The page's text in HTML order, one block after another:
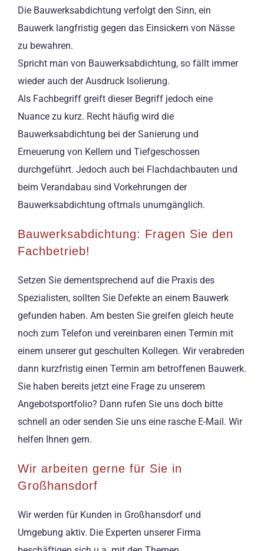
Die Bauwerksabdichtung verfolgt den Sinn, ein
Bauwerk langfristig gegen das Einsickern von Nässe
zu bewahren.
Spricht man von Bauwerksabdichtung, so fällt immer
wieder auch der Ausdruck Isolierung.
Als Fachbegriff greift dieser Begriff jedoch eine
Nuance zu kurz. Recht häufig wird die
Bauwerksabdichtung bei der Sanierung und
Erneuerung von Kellern und Tiefgeschossen
durchgeführt. Jedoch auch bei Flachdachbauten und
beim Verandabau sind Vorkehrungen der
Bauwerksabdichtung oftmals unumgänglich.
Bauwerksabdichtung: Fragen Sie den
Fachbetrieb!
Setzen Sie dementsprechend auf die Praxis des
Spezialisten, sollten Sie Defekte an einem Bauwerk
gefunden haben. Am besten Sie greifen gleich heute
noch zum Telefon und vereinbaren einen Termin mit
einem unserer gut geschulten Kollegen. Wir verabreden
dann kurzfristig einen Termin am betroffenen Bauwerk.
Sie haben bereits jetzt eine Frage zu unserem
Angebotsportfolio? Dann rufen Sie uns doch bitte
schnell an oder senden Sie uns eine rasche E-Mail. Wir
helfen Ihnen gern.
Wir arbeiten gerne für Sie in
Großhansdorf
Wir werden für Kunden in Großhansdorf und
Umgebung aktiv. Die Experten unserer Firma